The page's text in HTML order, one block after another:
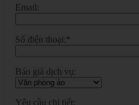
Email:
Số điện thoại:*
Báo giá dịch vụ:
Yêu cầu chi tiết: